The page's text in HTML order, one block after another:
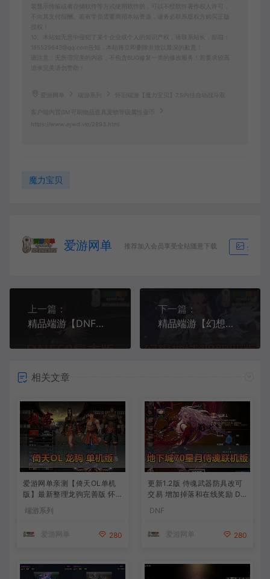
装显示传输或者存储软件等方式使用软件的，可以不经软件著作权人许可，
不向其支付报酬。若有学员需要商用本站资源，请务必联系版权方购买正版
10、本站如无意中侵犯了某个企业或个人的知识产权，请联系站长，邮箱：
185529643@qq.com告知，本站将立即删除并致以最深的歉意！
请注意：无所谓完美的内容，不包含BUG修复一类的修改服务！若要求较高
追求完美请勿赞助！
爱游网单 端游系列 怀旧端游【魔力宝贝】7.5内挂自动战斗双
客户端内置GM可刷物品道具宠物等级属性金币
https://www.aywd.vip/2893.html
魔力宝贝
爱游网单 推荐加入会员享受全站随意下载 生成海
上一篇：
精品端游【DNF】60复古版视频安装教程GM后台注意事项和常见问题解答
下一篇：
精品端游【幻想神域】18职业V15版本新职业视频安装教程GM后台可注册账号虚拟机一键端二次元风格动漫网游MMORPG
相关文章
爱游网单亲测【倚天OL单机
版】最新整理龙驹完善版 怀
发物品装备 虚拟机一键端 视
端游系列
爱游网单 280
更新1.2版 侍魂武器防具改可
交易 增加掉落和在线奖励 DN
丰富异次元技能装备词条 护
能徽章 史诗装备特效徽章 技
DNF
爱游网单 280